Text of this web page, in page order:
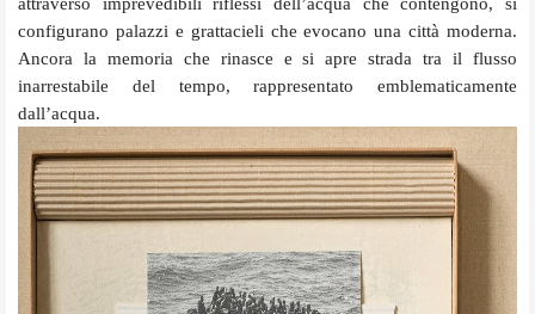
configurano palazzi e grattacieli che evocano una città moderna.
Ancora la memoria che rinasce e si apre strada tra il flusso
inarrestabile del tempo, rappresentato emblematicamente
dall’acqua.